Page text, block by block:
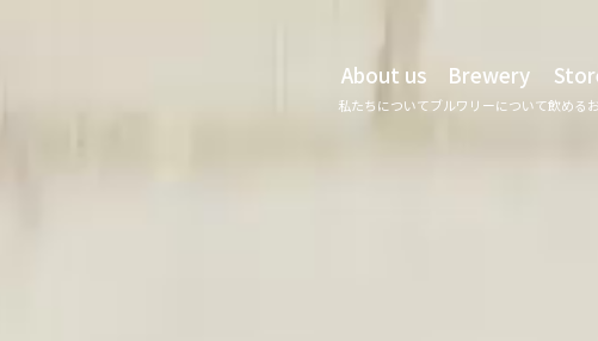
About us
私たちについて
Brewery
ブルワリーについて飲める